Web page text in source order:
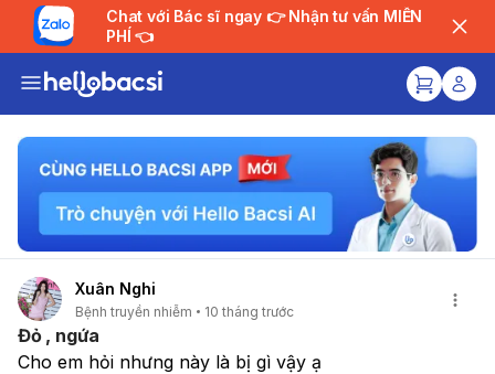
Chat với Bác sĩ ngay 👉 Nhận tư vấn MIỄN
PHÍ 👈
Xuân Nghi
Bệnh truyền nhiễm 10 tháng trước
Đỏ , ngứa
Cho em hỏi nhưng này là bị gì vậy ạ